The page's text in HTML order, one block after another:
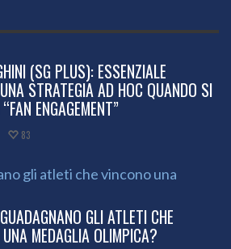
(SG PLUS): ESSENZIALE
STRATEGIA AD HOC QUANDO SI
ENGAGEMENT”
83
GLI ATLETI CHE
MEDAGLIA OLIMPICA?